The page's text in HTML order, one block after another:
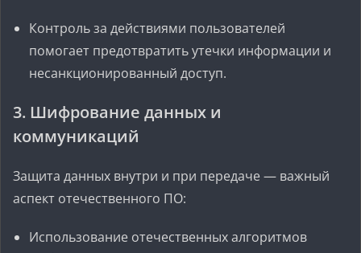
Контроль за действиями пользователей
помогает предотвратить утечки информации и
несанкционированный доступ.
3. Шифрование данных и
коммуникаций
Защита данных внутри и при передаче — важный
аспект отечественного ПО:
Использование отечественных алгоритмов